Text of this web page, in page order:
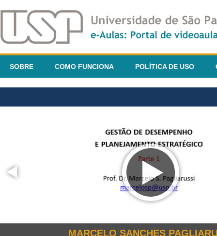
SOBRE COMO FUNCIONA POLÍTICA DE USO
MARCELO SANCHES